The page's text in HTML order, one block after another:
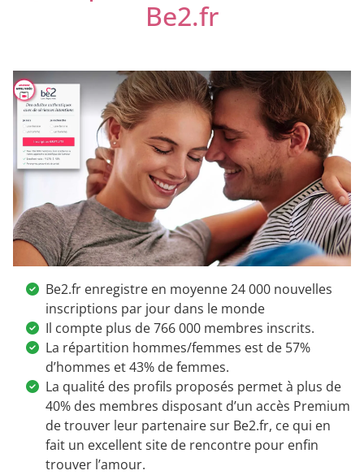
Be2.fr
Be2.fr enregistre en moyenne 24 000 nouvelles
inscriptions par jour dans le monde
Il compte plus de 766 000 membres inscrits.
La répartition hommes/femmes est de 57%
d’hommes et 43% de femmes.
La qualité des profils proposés permet à plus de
40% des membres disposant d’un accès Premium
de trouver leur partenaire sur Be2.fr, ce qui en
fait un excellent site de rencontre pour enfin
trouver l’amour.